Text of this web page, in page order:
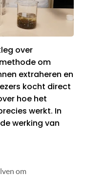
over
om
extraheren en
kocht direct
hoe het
werkt. In
werking van
om